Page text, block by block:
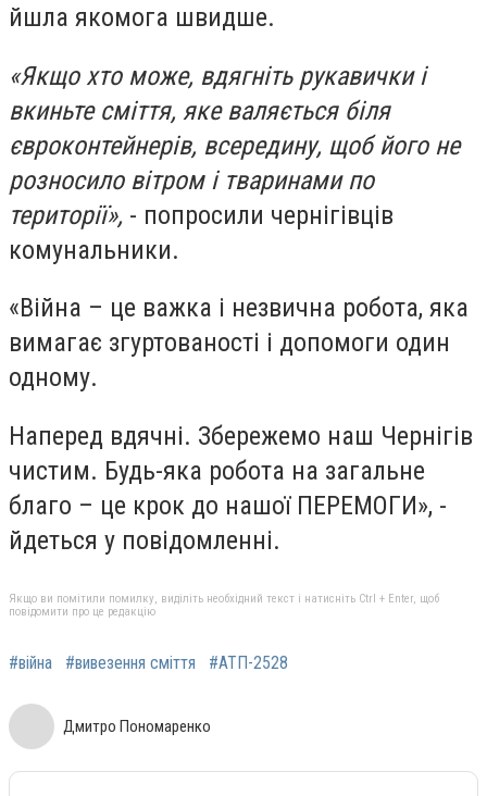
йшла якомога швидше.
«Якщо хто може, вдягніть рукавички і
вкиньте сміття, яке валяється біля
євроконтейнерів, всередину, щоб його не
розносило вітром і тваринами по
території», - попросили чернігівців
комунальники.
«Війна – це важка і незвична робота, яка
вимагає згуртованості і допомоги один
одному.
Наперед вдячні. Збережемо наш Чернігів
чистим. Будь-яка робота на загальне
благо – це крок до нашої ПЕРЕМОГИ», -
йдеться у повідомленні.
Якщо ви помітили помилку, виділіть необхідний текст і натисніть Ctrl + Enter, щоб
повідомити про це редакцію
#війна #вивезення сміття #АТП-2528
Дмитро Пономаренко